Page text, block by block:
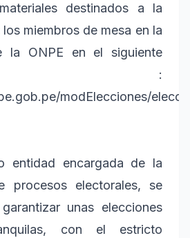
destinados a la
miembros de mesa en la
la ONPE en el siguiente
:
modElecciones/
entidad encargada de la
procesos electorales, se
unas elecciones
con el estricto